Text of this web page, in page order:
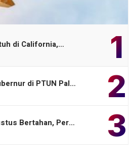
1
di California,…
2
di PTUN Pal…
3
Bertahan, Per…